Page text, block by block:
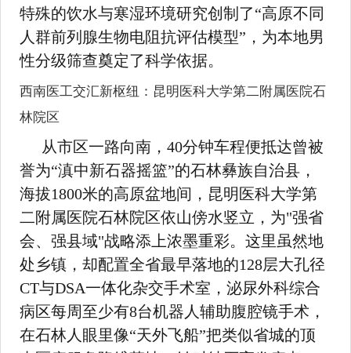
特殊的饮水与寒湿环境研究创制了“高原不同
人群前列腺生物电阻抗评估模型”，为本地男
性分级筛查奠定了科学依据。
西南医工交汇新枢纽：昆明医科大学第二附属医院石
林院区
从市区一路向南，40分钟车程便抵达曾被
誉为“滇中新石器摇篮”的石林彝族自治县，
海拔1800米的高原盆地间，昆明医科大学第
二附属医院石林院区依山傍水竖立，为"强省
会、强县域"战略添上浓墨重彩。这里虽然地
处乡镇，却配置全省最早落地的128层大孔径
CT与DSA一体化杂交手术室，泌尿外科综合
病区每周至少有8台机器人辅助腹腔镜手术，
在石林人眼里像“天外飞船”把类似省城的顶